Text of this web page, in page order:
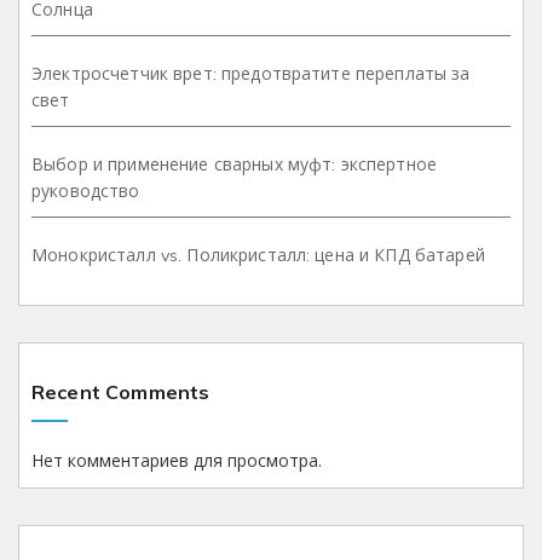
Солнца
Электросчетчик врет: предотвратите переплаты за
свет
Выбор и применение сварных муфт: экспертное
руководство
Монокристалл vs. Поликристалл: цена и КПД батарей
Recent Comments
Нет комментариев для просмотра.